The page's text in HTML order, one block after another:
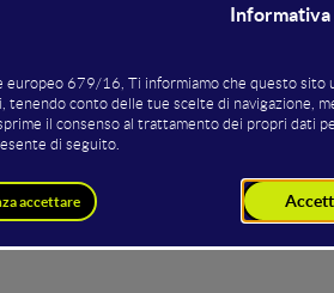
più abusate degli ultimi anni,
allora di chiarire cosa significa
Partendo dalle modalità
e delle best practice che